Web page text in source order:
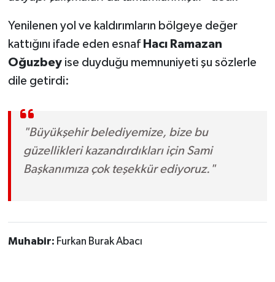
Yenilenen yol ve kaldırımların bölgeye değer
kattığını ifade eden esnaf Hacı Ramazan
Oğuzbeyise duyduğu memnuniyeti şu sözlerle
dile getirdi:
"Büyükşehir belediyemize, bize bu
güzellikleri kazandırdıkları için Sami
Başkanımıza çok teşekkür ediyoruz."
Muhabir: Furkan Burak Abacı